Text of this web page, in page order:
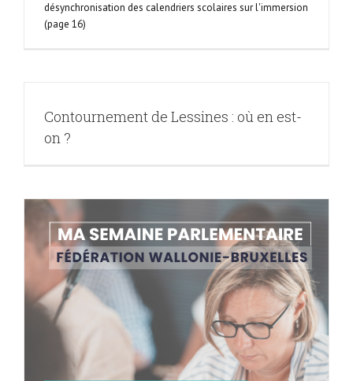
désynchronisation des calendriers scolaires sur l'immersion
(page 16)
Contournement de Lessines : où en est-
on ?